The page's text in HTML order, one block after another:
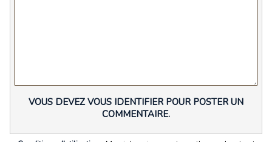
VOUS DEVEZ VOUS IDENTIFIER POUR POSTER UN
COMMENTAIRE.